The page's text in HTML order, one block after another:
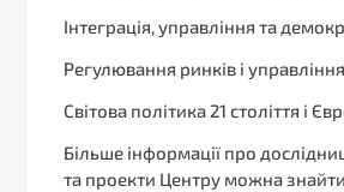
Інтеграція, управління та
Регулювання ринків і
Світова політика 21 століття і
Більше інформації про
та проекти Центру можна